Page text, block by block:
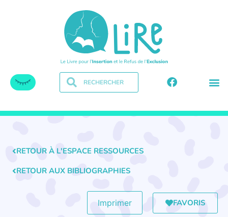
RETOUR À L'ESPACE RESSOURCES
RETOUR AUX BIBLIOGRAPHIES
Imprimer FAVORIS